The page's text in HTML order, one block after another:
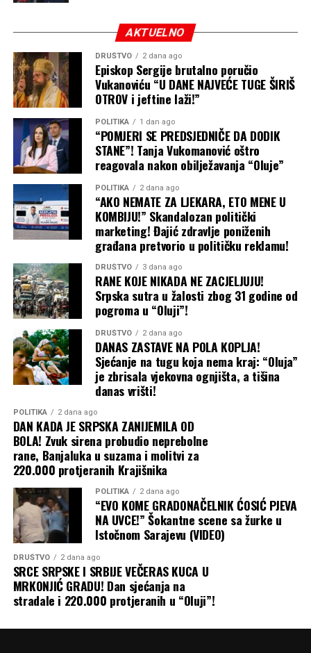
AKTUELNO
DRUŠTVO 2 dana ago
Episkop Sergije brutalno poručio
Vukanoviću “U DANE NAJVEĆE TUGE ŠIRIŠ
OTROV i jeftine laži!”
POLITIKA 1 dan ago
“POMJERI SE PREDSJEDNIČE DA DODIK
STANE”! Tanja Vukomanović oštro
reagovala nakon obilježavanja “Oluje”
POLITIKA 2 dana ago
“AKO NEMATE ZA LJEKARA, ETO MENE U
KOMBIJU!” Skandalozan politički
marketing! Đajić zdravlje poniženih
građana pretvorio u političku reklamu!
DRUŠTVO 3 dana ago
RANE KOJE NIKADA NE ZACJELJUJU!
Srpska sutra u žalosti zbog 31 godine od
pogroma u “Oluji”!
DRUŠTVO 2 dana ago
DANAS ZASTAVE NA POLA KOPLJA!
Sjećanje na tugu koja nema kraj: “Oluja”
je zbrisala vjekovna ognjišta, a tišina
danas vrišti!
POLITIKA 2 dana ago
DAN KADA JE SRPSKA ZANIJEMILA OD
BOLA! Zvuk sirena probudio neprebolne
rane, Banjaluka u suzama i molitvi za
220.000 protjeranih Krajišnika
POLITIKA 2 dana ago
“EVO KOME GRADONAČELNIK ĆOSIĆ PJEVA
NA UVCE!” Šokantne scene sa žurke u
Istočnom Sarajevu (VIDEO)
DRUŠTVO 2 dana ago
SRCE SRPSKE I SRBIJE VEČERAS KUCA U
MRKONJIĆ GRADU! Dan sjećanja na
stradale i 220.000 protjeranih u “Oluji”!